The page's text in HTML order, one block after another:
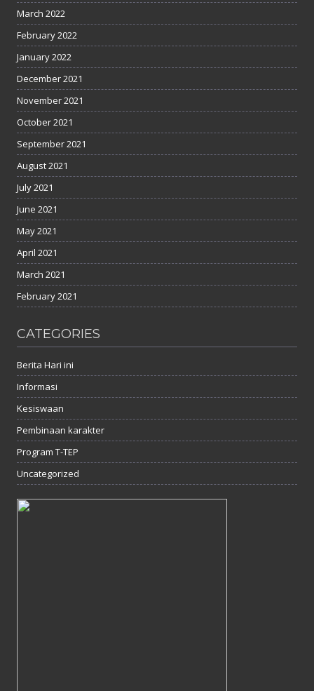
March 2022
February 2022
January 2022
December 2021
November 2021
October 2021
September 2021
August 2021
July 2021
June 2021
May 2021
April 2021
March 2021
February 2021
CATEGORIES
Berita Hari ini
Informasi
Kesiswaan
Pembinaan karakter
Program T-TEP
Uncategorized